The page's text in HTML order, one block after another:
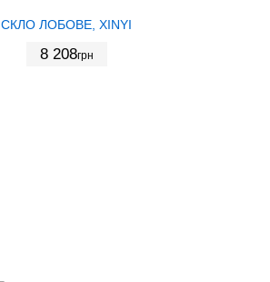
СКЛО ЛОБОВЕ, XINYI
8 208грн